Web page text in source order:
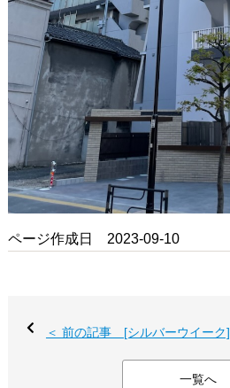
ページ作成日 2023-09-10
＜ 前の記事 [シルバーウイーク]
一覧へ